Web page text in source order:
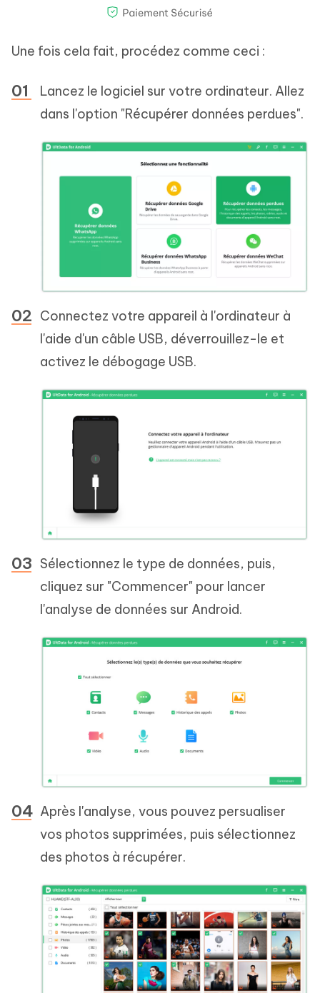
Une fois cela fait, procédez comme ceci :
Lancez le logiciel sur votre ordinateur. Allez
dans l'option "Récupérer données perdues".
Connectez votre appareil à l'ordinateur à
l'aide d'un câble USB, déverrouillez-le et
activez le débogage USB.
Sélectionnez le type de données, puis,
cliquez sur "Commencer" pour lancer
l'analyse de données sur Android.
Après l'analyse, vous pouvez persualiser
vos photos supprimées, puis sélectionnez
des photos à récupérer.